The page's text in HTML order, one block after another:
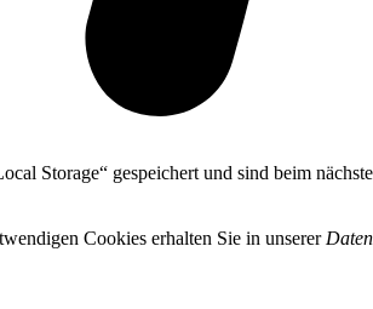
Storage“ gespeichert und sind beim
Cookies erhalten Sie in unserer